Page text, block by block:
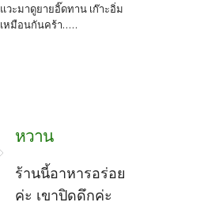
แวะมาดูยายอิ๊ดทาน เก๊าะอิ่ม
เหมือนกันคร้า.....
หวาน
ร้านนี้อาหารอร่อย
ค่ะ เขาปิดดึกค่ะ